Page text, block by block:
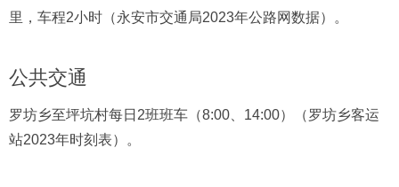
里，车程2小时（永安市交通局2023年公路网数据）。
公共交通
罗坊乡至坪坑村每日2班班车（8:00、14:00）（罗坊乡客运
站2023年时刻表）。